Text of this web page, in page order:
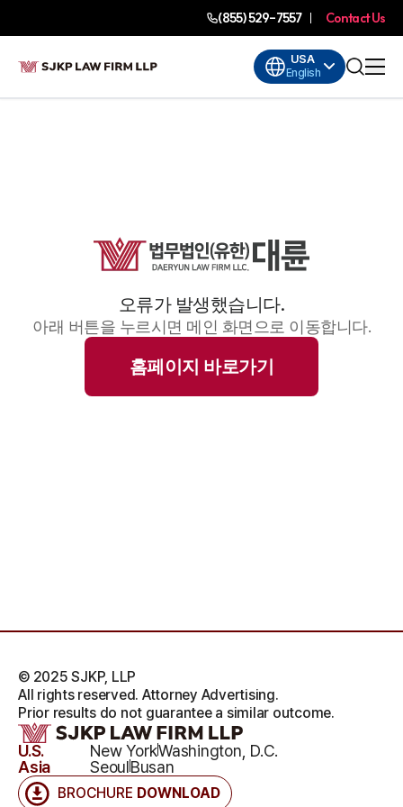
(855) 529-7557 Contact Us
USA
English
오류가 발생했습니다.
아래 버튼을 누르시면 메인 화면으로 이동합니다.
홈페이지 바로가기
BROCHURE DOWNLOAD
U.S. New YorkWashington, D.C.
Asia
SeoulBusan
© 2025 SJKP, LLP
All rights reserved. Attorney Advertising.
Prior results do not guarantee a similar outcome.